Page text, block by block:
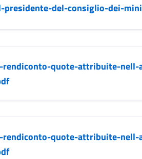
presidente-del-consiglio-dei-
rendiconto-quote-attribuite-
rendiconto-quote-attribuite-